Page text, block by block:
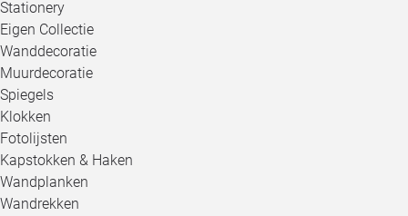
Stationery
Eigen Collectie
Wanddecoratie
Muurdecoratie
Spiegels
Klokken
Fotolijsten
Kapstokken & Haken
Wandplanken
Wandrekken